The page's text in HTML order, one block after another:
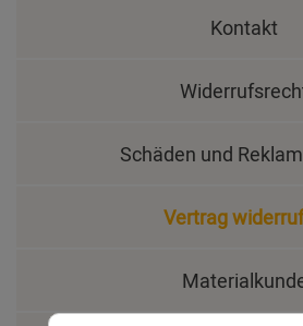
Kontakt
Schäden und
Vertrag